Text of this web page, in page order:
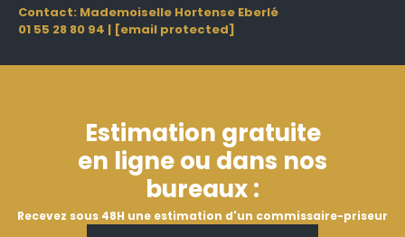
Contact: Mademoiselle Hortense Eberlé
01 55 28 80 94 | [email protected]
Estimation gratuite
en ligne ou dans nos
bureaux :
Recevez sous 48H une estimation d'un commissaire-priseur